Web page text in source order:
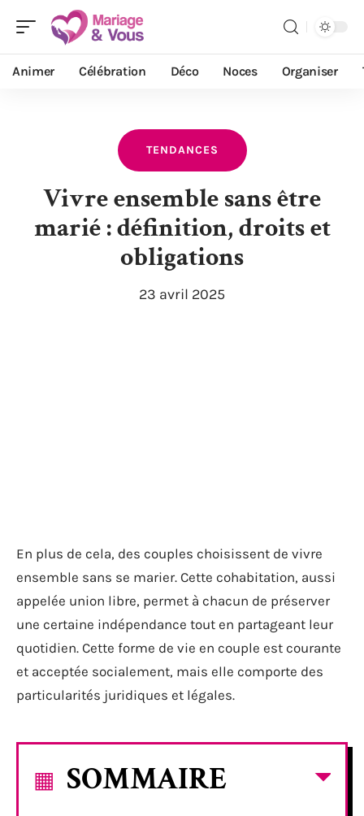
Animer Célébration Déco Noces Organiser
TENDANCES
Vivre ensemble sans être
marié : définition, droits et
obligations
23 avril 2025
En plus de cela, des couples choisissent de vivre
ensemble sans se marier. Cette cohabitation, aussi
appelée union libre, permet à chacun de préserver
une certaine indépendance tout en partageant leur
quotidien. Cette forme de vie en couple est courante
et acceptée socialement, mais elle comporte des
particularités juridiques et légales.
SOMMAIRE